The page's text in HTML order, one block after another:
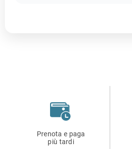
Prenota e paga
più tardi